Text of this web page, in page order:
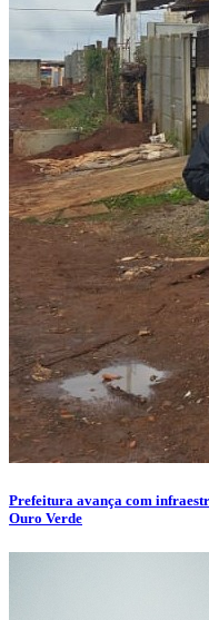
Prefeitura avança com
Ouro Verde